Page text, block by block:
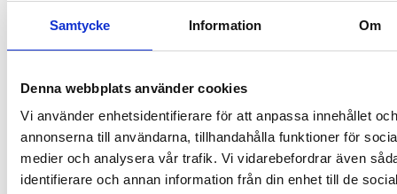
Samtycke Information Om
Denna webbplats använder cookies
Vi använder enhetsidentifierare för att anpassa innehållet och
annonserna till användarna, tillhandahålla funktioner för
medier och analysera vår trafik. Vi vidarebefordrar även
identifierare och annan information från din enhet till de
framgångsrika studier över hela världen på just denna kombination
För dig som är forskare, sjukvårdspersonal eller journalist kan du
klicka här för att läsa om vårastudier .